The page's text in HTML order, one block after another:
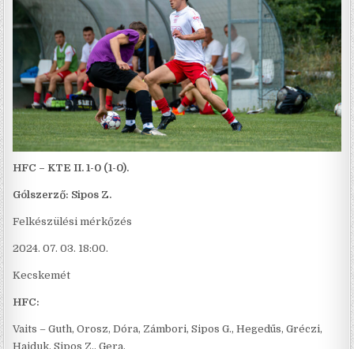
HFC – KTE II. 1-0 (1-0).
Gólszerző: Sipos Z.
Felkészülési mérkőzés
2024. 07. 03. 18:00.
Kecskemét
HFC:
Vaits – Guth, Orosz, Dóra, Zámbori, Sipos G., Hegedűs, Gréczi,
Hajduk, Sipos Z., Gera.